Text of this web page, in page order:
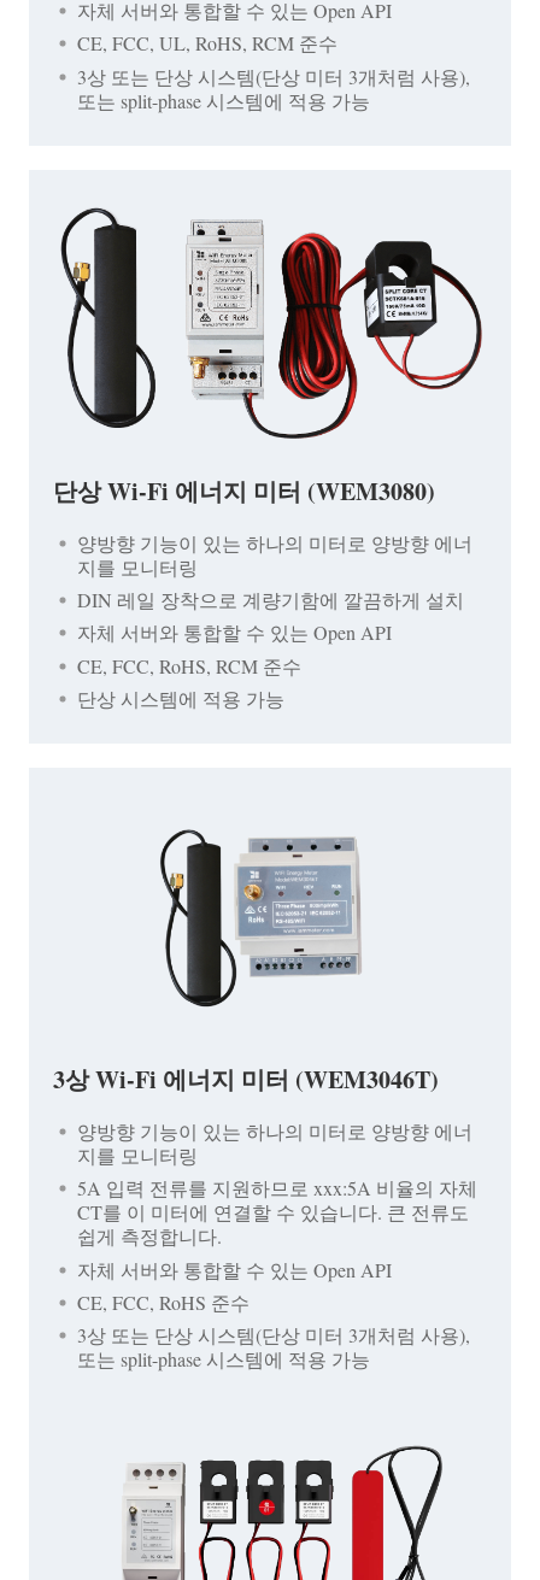
자체 서버와 통합할 수 있는 Open API
CE, FCC, UL, RoHS, RCM 준수
3상 또는 단상 시스템(단상 미터 3개처럼 사용),
또는 split-phase 시스템에 적용 가능
단상 Wi-Fi 에너지 미터 (WEM3080)
양방향 기능이 있는 하나의 미터로 양방향 에너
지를 모니터링
DIN 레일 장착으로 계량기함에 깔끔하게 설치
자체 서버와 통합할 수 있는 Open API
CE, FCC, RoHS, RCM 준수
단상 시스템에 적용 가능
3상 Wi-Fi 에너지 미터 (WEM3046T)
양방향 기능이 있는 하나의 미터로 양방향 에너
지를 모니터링
5A 입력 전류를 지원하므로 xxx:5A 비율의 자체
CT를 이 미터에 연결할 수 있습니다. 큰 전류도
쉽게 측정합니다.
자체 서버와 통합할 수 있는 Open API
CE, FCC, RoHS 준수
3상 또는 단상 시스템(단상 미터 3개처럼 사용),
또는 split-phase 시스템에 적용 가능